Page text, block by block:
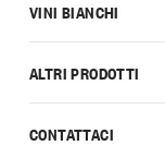
CONTATTACI
VINI BIANCHI
ALTRI PRODOTTI